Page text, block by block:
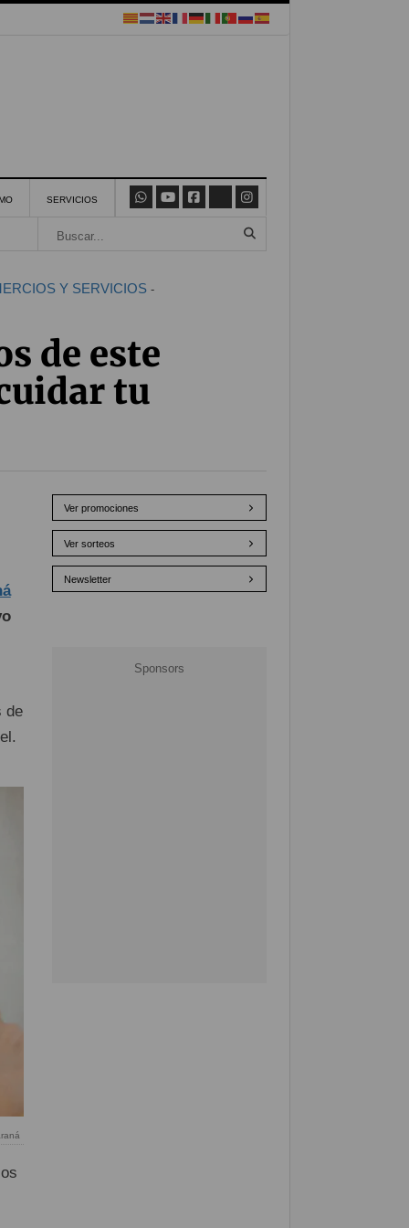
SERVICIOS
Y SERVICIOS-
de este
tu
de
Ver promociones
Ver sorteos
Newsletter